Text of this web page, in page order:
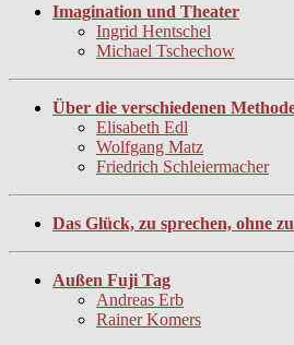
Imagination und Theater
Ingrid Hentschel
Michael Tschechow
Über die verschiedenen
Elisabeth Edl
Wolfgang Matz
Friedrich Schleiermacher
Das Glück, zu sprechen, ohne
Außen Fuji Tag
Andreas Erb
Rainer Komers